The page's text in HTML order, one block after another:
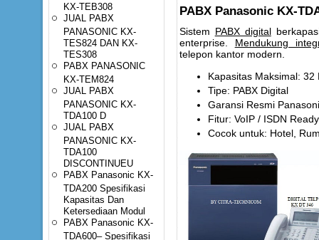
KX-TEB308
JUAL PABX
PANASONIC KX-
TES824 DAN KX-
TES308
PABX PANASONIC
KX-TEM824
JUAL PABX
PANASONIC KX-
TDA100 D
JUAL PABX
PANASONIC KX-
TDA100
DISCONTINUEU
PABX Panasonic KX-
TDA200 Spesifikasi
Kapasitas Dan
Ketersediaan Modul
PABX Panasonic KX-
TDA600– Spesifikasi
PABX Panasonic KX-
Sistem PABX digital
enterprise.
Mendukung
telepon kantor modern.
Kapasitas Maksimal:
Tipe: PABX Digital
Garansi Resmi
Fitur: VoIP / ISDN Ready
Cocok untuk: Hotel,